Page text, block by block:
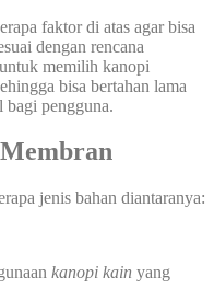
faktor di atas agar bisa
dengan rencana
memilih kanopi
bisa bertahan lama
bagi pengguna.
jenis bahan diantaranya:
kanopi kain yang